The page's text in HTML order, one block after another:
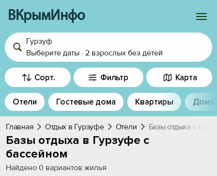
ВКрымИнфо
Войти
Избранное
История просмотра
Добавить свой объект
Гурзуф
Выберите даты · 2 взрослых без детей
Сорт. Фильтр Карта
Отели Гостевые дома Квартиры Дома
Главная Отдых в Гурзуфе Отели Базы отдыха с
Базы отдыха в Гурзуфе с
бассейном
Найдено 0 вариантов жилья